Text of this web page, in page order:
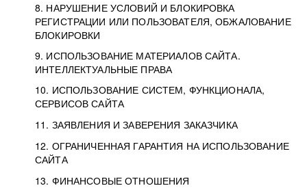
8. НАРУШЕНИЕ УСЛОВИЙ И БЛОКИРОВКА
РЕГИСТРАЦИИ ИЛИ ПОЛЬЗОВАТЕЛЯ, ОБЖАЛОВАНИЕ
БЛОКИРОВКИ
9. ИСПОЛЬЗОВАНИЕ МАТЕРИАЛОВ САЙТА.
ИНТЕЛЛЕКТУАЛЬНЫЕ ПРАВА
10. ИСПОЛЬЗОВАНИЕ СИСТЕМ, ФУНКЦИОНАЛА,
СЕРВИСОВ САЙТА
11. ЗАЯВЛЕНИЯ И ЗАВЕРЕНИЯ ЗАКАЗЧИКА
12. ОГРАНИЧЕННАЯ ГАРАНТИЯ НА ИСПОЛЬЗОВАНИЕ
САЙТА
13. ФИНАНСОВЫЕ ОТНОШЕНИЯ